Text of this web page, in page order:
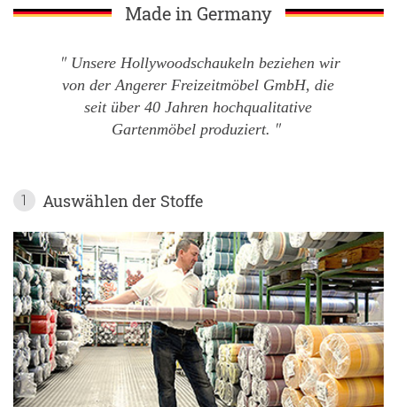
Made in Germany
Unsere Hollywoodschaukeln beziehen wir
von der Angerer Freizeitmöbel GmbH, die
seit über 40 Jahren hochqualitative
Gartenmöbel produziert.
1 Auswählen der Stoffe